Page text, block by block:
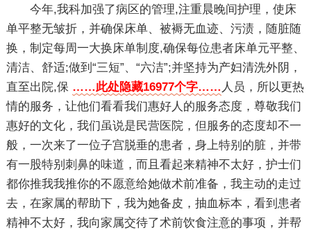
今年,我科加强了病区的管理,注重晨晚间护理，使床
单平整无皱折，并确保床单、被褥无血迹、污渍，随脏随
换，制定每周一大换床单制度,确保每位患者床单元平整、
清洁、舒适;做到“三短”、“六洁”;并坚持为产妇清洗外阴，
直至出院,保 ……此处隐藏16977个字…… 人员，所以更热
情的服务，让他们看看我们惠好人的服务态度，尊敬我们
惠好的文化，我们虽说是民营医院，但服务的态度却不一
般，一次来了一位子宫脱垂的患者，身上特别的脏，并带
有一股特别刺鼻的味道，而且看起来精神不太好，护士们
都你推我我推你的不愿意给她做术前准备，我主动的走过
去，在家属的帮助下，我为她备皮，抽血标本，看到患者
精神不太好，我向家属交待了术前饮食注意的事项，并帮